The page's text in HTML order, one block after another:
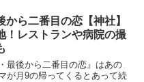
から二番目の恋【神社】
！レストランや病院の撮
最後から二番目の恋』はあの
が月9の帰ってくるとあって続